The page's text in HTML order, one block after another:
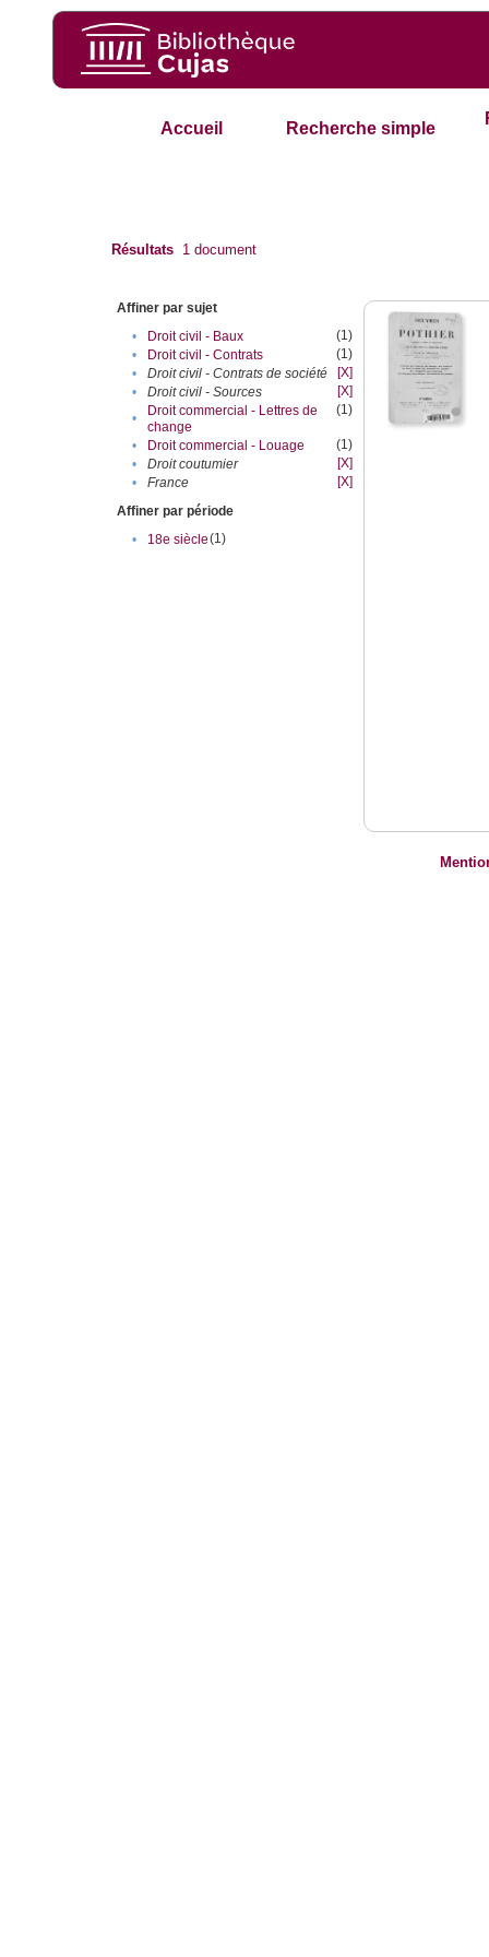
Accueil Recherche simple
Résultats 1 document
Affiner par sujet
•
Droit civil - Baux
(1)
•
Droit civil - Contrats
(1)
•
Droit civil - Contrats de société
[X]
•
Droit civil - Sources
[X]
•
Droit commercial - Lettres de
change
(1)
• Droit commercial - Louage
(1)
•
Droit coutumier
[X]
•
France
[X]
Affiner par période
•
18e siècle(1)